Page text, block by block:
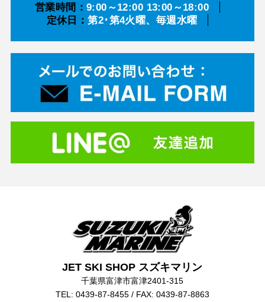
営業時間： 9:00～12:00 13:00～18:00
定休日：第2･第4火曜、毎週水曜
JET SKI SHOP スズキマリン
千葉県富津市富津2401-315
TEL: 0439-87-8455 / FAX: 0439-87-8863